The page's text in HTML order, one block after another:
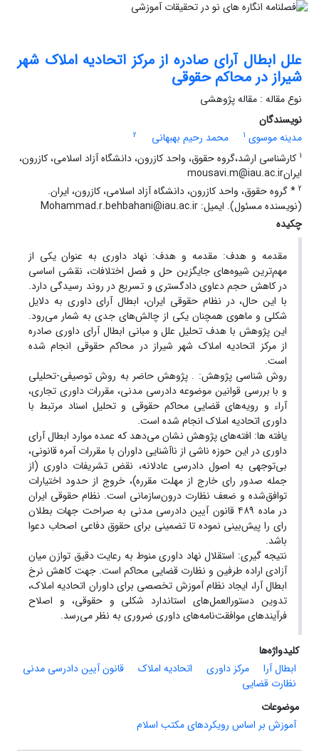
علل ابطال آرای صادره از مرکز اتحادیه املاک شهر
شیراز در محاکم حقوقی
نوع مقاله : مقاله پژوهشی
نویسندگان
مدینه موسوی 1 محمد رحیم بهبهانی
2
1 کارشناسی ارشد،گروه حقوق، واحد کازرون، دانشگاه آزاد اسلامی، کازرون،
ایرانmousavi.m@iau.ac.ir
2 * گروه حقوق، واحد کازرون، دانشگاه آزاد اسلامی، کازرون، ایران.
(نویسنده مسئول). ایمیل: Mohammad.r.behbahani@iau.ac.ir
چکیده
مقدمه و هدف: مقدمه و هدف: نهاد داوری به عنوان یکی از
مهم‌ترین شیوه‌های جایگزین حل و فصل اختلافات، نقشی اساسی
در کاهش حجم دعاوی دادگستری و تسریع در روند رسیدگی دارد.
با این حال، در نظام حقوقی ایران، ابطال آرای داوری به دلایل
شکلی و ماهوی همچنان یکی از چالش‌های جدی به شمار می‌رود.
این پژوهش با هدف تحلیل علل و مبانی ابطال آرای داوری صادره
از مرکز اتحادیه املاک شهر شیراز در محاکم حقوقی انجام شده
است.
روش شناسی پژوهش: . پژوهش حاضر به روش توصیفی-تحلیلی
و با بررسی قوانین موضوعه دادرسی مدنی، مقررات داوری تجاری،
آراء و رویه‌های قضایی محاکم حقوقی و تحلیل اسناد مرتبط با
داوری اتحادیه املاک انجام شده است.
یافته ها: افته‌های پژوهش نشان می‌دهد که عمده موارد ابطال آرای
داوری در این حوزه ناشی از ناآشنایی داوران با مقررات آمره قانونی،
بی‌توجهی به اصول دادرسی عادلانه، نقض تشریفات داوری (از
جمله صدور رای خارج از مهلت مقرره)، خروج از حدود اختیارات
توافق‌شده و ضعف نظارت درون‌سازمانی است. نظام حقوقی ایران
در ماده ۴۸۹ قانون آیین دادرسی مدنی به صراحت جهات بطلان
رای را پیش‌بینی نموده تا تضمینی برای حقوق دفاعی اصحاب دعوا
باشد.
نتیجه گیری: استقلال نهاد داوری منوط به رعایت دقیق توازن میان
آزادی اراده طرفین و نظارت قضایی محاکم است. جهت کاهش نرخ
ابطال آرا، ایجاد نظام آموزش تخصصی برای داوران اتحادیه املاک،
تدوین دستورالعمل‌های استاندارد شکلی و حقوقی، و اصلاح
فرآیندهای موافقت‌نامه‌های داوری ضروری به نظر می‌رسد.
کلیدواژه‌ها
ابطال آرا
مرکز داوری اتحادیه املاک
قانون آیین دادرسی مدنی
نظارت قضایی
موضوعات
آموزش بر اساس رویکردهای مکتب اسلام